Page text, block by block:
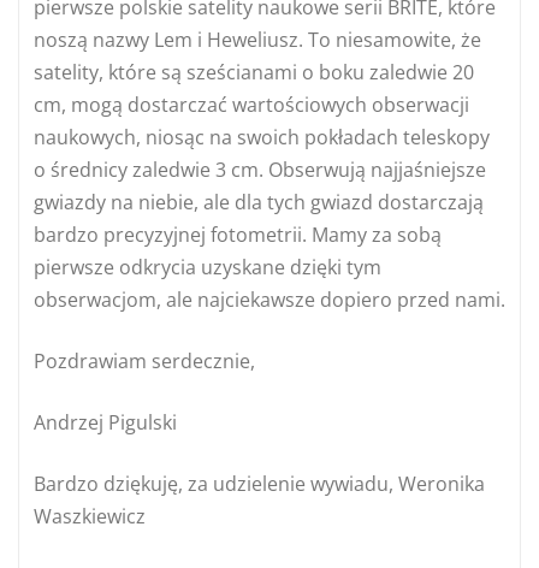
pierwsze polskie satelity naukowe serii BRITE, które
noszą nazwy Lem i Heweliusz. To niesamowite, że
satelity, które są sześcianami o boku zaledwie 20
cm, mogą dostarczać wartościowych obserwacji
naukowych, niosąc na swoich pokładach teleskopy
o średnicy zaledwie 3 cm. Obserwują najjaśniejsze
gwiazdy na niebie, ale dla tych gwiazd dostarczają
bardzo precyzyjnej fotometrii. Mamy za sobą
pierwsze odkrycia uzyskane dzięki tym
obserwacjom, ale najciekawsze dopiero przed nami.
Pozdrawiam serdecznie,
Andrzej Pigulski
Bardzo dziękuję, za udzielenie wywiadu, Weronika
Waszkiewicz